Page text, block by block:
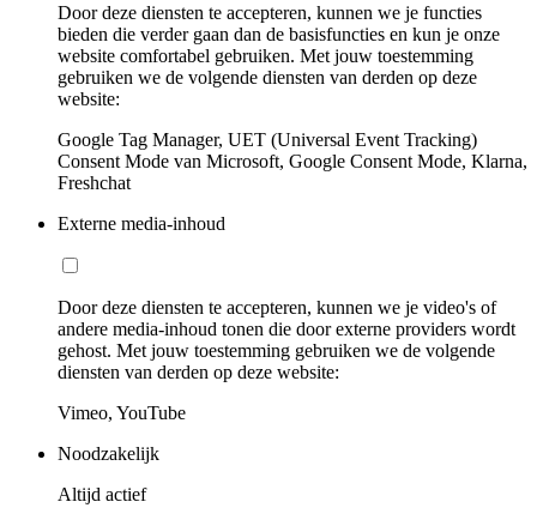
Door deze diensten te accepteren, kunnen we je functies
bieden die verder gaan dan de basisfuncties en kun je onze
website comfortabel gebruiken. Met jouw toestemming
gebruiken we de volgende diensten van derden op deze
website:
Google Tag Manager, UET (Universal Event Tracking)
Consent Mode van Microsoft, Google Consent Mode, Klarna,
Freshchat
Externe media-inhoud
Door deze diensten te accepteren, kunnen we je video's of
andere media-inhoud tonen die door externe providers wordt
gehost. Met jouw toestemming gebruiken we de volgende
diensten van derden op deze website:
Vimeo, YouTube
Noodzakelijk
Altijd actief